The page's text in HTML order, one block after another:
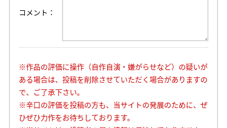
コメント
※作品の評価に操作（自作自演・嫌がらせなど）の疑いが
ある場合は、投稿を削除させていただく場合がありますの
で、ご了承下さい。
※辛口の評価を投稿の方も、当サイトの発展のために、ぜ
ひぜひ力作をお待ちしております。